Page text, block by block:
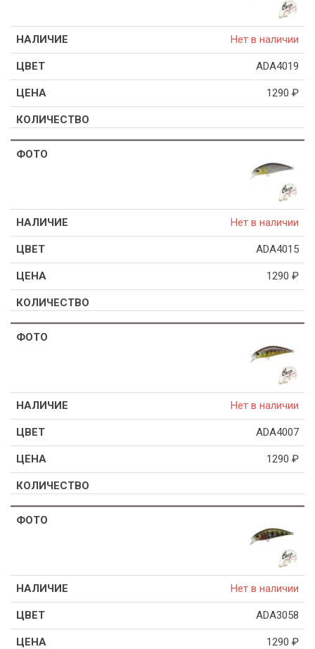
Нет в наличии
ADA4019
1290 ₽
Нет в наличии
ADA4015
1290 ₽
Нет в наличии
ADA4007
1290 ₽
Нет в наличии
ADA3058
1290 ₽